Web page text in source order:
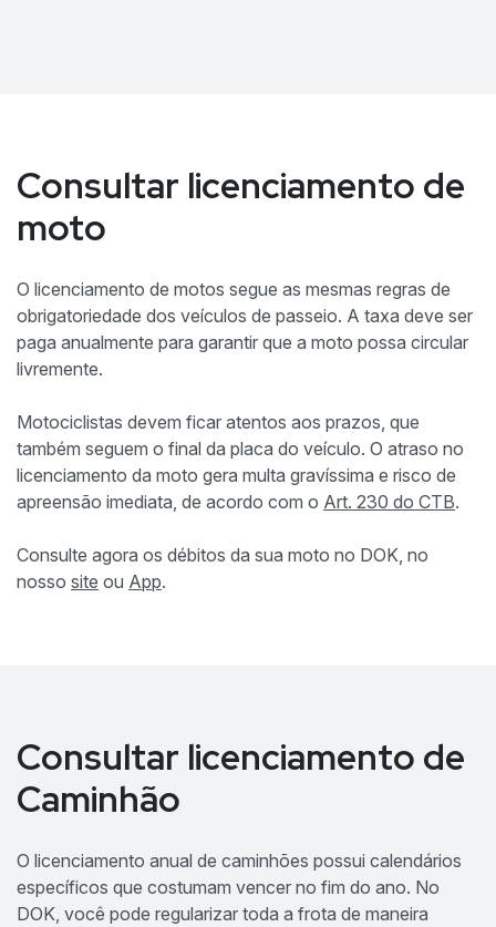
Consultar licenciamento de
moto
O licenciamento de motos segue as mesmas regras de
obrigatoriedade dos veículos de passeio. A taxa deve ser
paga anualmente para garantir que a moto possa circular
livremente.
Motociclistas devem ficar atentos aos prazos, que
também seguem o final da placa do veículo. O atraso no
licenciamento da moto gera multa gravíssima e risco de
apreensão imediata, de acordo com o Art. 230 do CTB.
Consulte agora os débitos da sua moto no DOK, no
nosso site ou App.
Consultar licenciamento de
Caminhão
O licenciamento anual de caminhões possui calendários
específicos que costumam vencer no fim do ano. No
DOK, você pode regularizar toda a frota de maneira